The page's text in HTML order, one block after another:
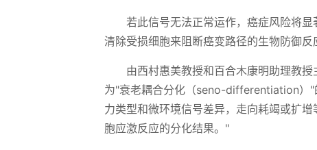
若此信号无法正常运作，癌症风险将
清除受损细胞来阻断癌变路径的生物防御反
由西村惠美教授和百合木康明助理教
为"衰老耦合分化（seno-differentiation）"
力类型和微环境信号差异，走向耗竭或扩
胞应激反应的分化结果。"